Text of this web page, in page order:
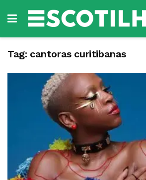
Tag: cantoras curitibanas